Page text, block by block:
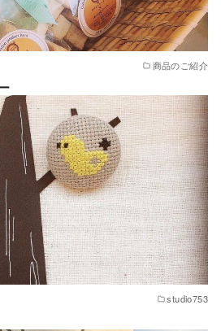
商品のご紹介
studio753